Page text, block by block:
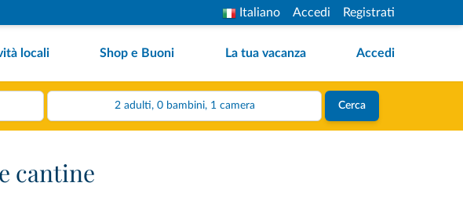
Italiano Accedi Registrati
locali Shop e Buoni La tua vacanza Accedi
2 adulti, 0 bambini, 1 camera Cerca
cantine